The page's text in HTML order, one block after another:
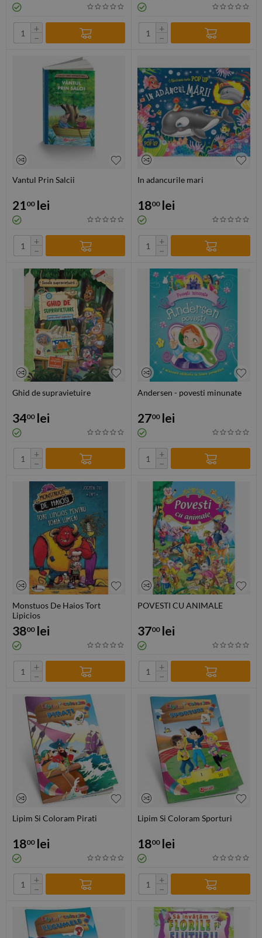
+
−
+
−
Vantul Prin Salcii
2100 lei
+
−
In adancurile mari
1800 lei
+
−
Ghid de supravietuire
3400 lei
+
−
Andersen - povesti minunate
2700 lei
+
−
Monstuos De Haios Tort
Lipicios
3800 lei
+
−
POVESTI CU ANIMALE
3700 lei
+
−
Lipim Si Coloram Pirati
1800 lei
+
−
Lipim Si Coloram Sporturi
1800 lei
+
−